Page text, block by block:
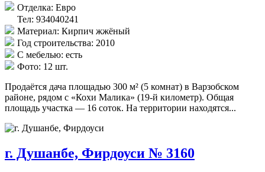
Отделка: Евро
Тел: 934040241
Материал: Кирпич жжёный
Год строительства: 2010
С мебелью: есть
Фото: 12 шт.
Продаётся дача площадью 300 м² (5 комнат) в Варзобском
районе, рядом с «Кохи Малика» (19-й километр). Общая
площадь участка — 16 соток. На территории находятся...
г. Душанбе, Фирдоуси № 3160